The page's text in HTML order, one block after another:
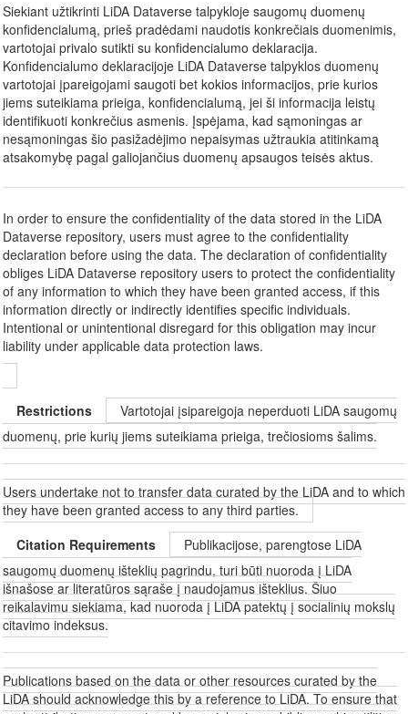
Siekiant užtikrinti LiDA Dataverse talpykloje saugomų duomenų
konfidencialumą, prieš pradėdami naudotis konkrečiais duomenimis,
vartotojai privalo sutikti su konfidencialumo deklaracija.
Konfidencialumo deklaracijoje LiDA Dataverse talpyklos duomenų
vartotojai įpareigojami saugoti bet kokios informacijos, prie kurios
jiems suteikiama prieiga, konfidencialumą, jei ši informacija leistų
identifikuoti konkrečius asmenis. Įspėjama, kad sąmoningas ar
nesąmoningas šio pasižadėjimo nepaisymas užtraukia atitinkamą
atsakomybę pagal galiojančius duomenų apsaugos teisės aktus.
In order to ensure the confidentiality of the data stored in the LiDA
Dataverse repository, users must agree to the confidentiality
declaration before using the data. The declaration of confidentiality
obliges LiDA Dataverse repository users to protect the confidentiality
of any information to which they have been granted access, if this
information directly or indirectly identifies specific individuals.
Intentional or unintentional disregard for this obligation may incur
liability under applicable data protection laws.
Restrictions
Vartotojai įsipareigoja neperduoti LiDA saugomų
duomenų, prie kurių jiems suteikiama prieiga, trečiosioms šalims.
Users undertake not to transfer data curated by the LiDA and to which
they have been granted access to any third parties.
Citation Requirements
Publikacijose, parengtose LiDA
saugomų duomenų išteklių pagrindu, turi būti nuoroda į LiDA
išnašose ar literatūros sąraše į naudojamus išteklius. Šiuo
reikalavimu siekiama, kad nuoroda į LiDA patektų į socialinių mokslų
citavimo indeksus.
Publications based on the data or other resources curated by the
LiDA should acknowledge this by a reference to LiDA. To ensure that